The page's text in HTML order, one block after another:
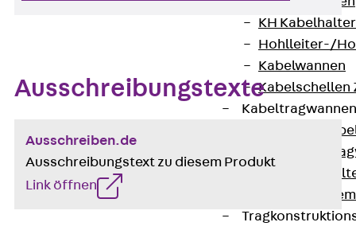
KH Kabelhalter
Hohlleiter-/
Kabelwannen
Kabelschellen
KTW
KBH
Ausschreibungstexte
Ausschreiben.de
Ausschreibungstext zu diesem Produkt
Link öffnen